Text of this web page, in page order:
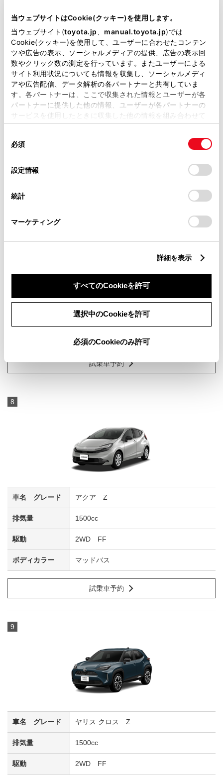
当ウェブサイトはCookie(クッキー)を使用します。
当ウェブサイト(toyota.jp manual.toyota.jp)では
Cookie(クッキー)を使用して、ユーザーに合わせたコンテン
ツや広告の表示、ソーシャルメディアの提供、広告の表示回
数やクリック数の測定を行っています。またユーザーによる
サイト利用状況についても情報を収集し、ソーシャルメディ
アや広告配信、データ解析の各パートナーと共有していま
す。各パートナーは、ここで収集された情報とユーザーが各
パートナーに提供した他の情報、ユーザーが各パートナーの
サービスを使用したときに収集した他の情報を組み合わせて
使用することがあります。当ウェブサイトの使用を続行する
デバイスにすべてのCookie(クッキー)が保存されることに同
意したことになります。Cookie(クッキー)のオプトアウト、
設定の変更、同意を撤回したりするにあたっては、当社の
「Cookie（クッキー）情報の取り扱いについて
」をご覧くだ
必須
設定情報
統計
マーケティング
詳細を表示
すべてのCookieを許可
選択中のCookieを許可
必須のCookieのみ許可
プリウス Z
2000cc
2WD FF
エモーショナルレッドII
シエンタ HYBRID Z 5人乗り
2WD FF
試乗車予約
8
アクア Z
1500cc
2WD FF
マッドバス
試乗車予約
9
ヤリス クロス Z
1500cc
2WD FF